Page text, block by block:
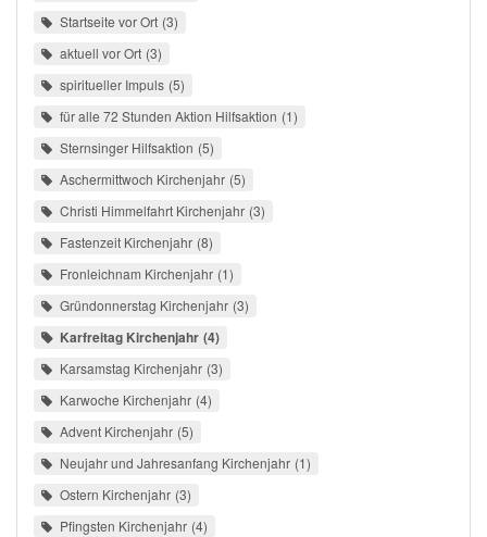
Startseite vor Ort 3
aktuell vor Ort 3
spiritueller Impuls 5
für alle 72 Stunden Aktion Hilfsaktion 1
Sternsinger Hilfsaktion 5
Aschermittwoch Kirchenjahr 5
Christi Himmelfahrt Kirchenjahr 3
Fastenzeit Kirchenjahr 8
Fronleichnam Kirchenjahr 1
Gründonnerstag Kirchenjahr 3
Karfreitag Kirchenjahr 4
Karsamstag Kirchenjahr 3
Karwoche Kirchenjahr 4
Advent Kirchenjahr 5
Neujahr und Jahresanfang Kirchenjahr 1
Ostern Kirchenjahr 3
Pfingsten Kirchenjahr 4